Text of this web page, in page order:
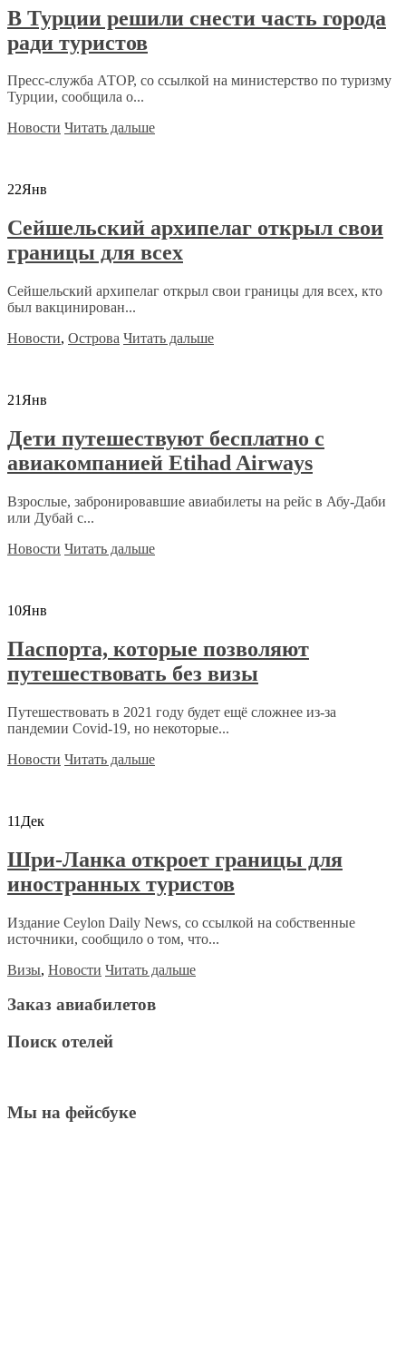
В Турции решили снести часть города
ради туристов
Пресс-служба АТОР, со ссылкой на министерство по туризму
Турции, сообщила о...
Новости Читать дальше
22Янв
Сейшельский архипелаг открыл свои
границы для всех
Сейшельский архипелаг открыл свои границы для всех, кто
был вакцинирован...
Новости, Острова Читать дальше
21 Янв
Дети путешествуют бесплатно с
авиакомпанией Etihad Airways
Взрослые, забронировавшие авиабилеты на рейс в Абу-Даби
или Дубай с...
Новости Читать дальше
10Янв
Паспорта, которые позволяют
путешествовать без визы
Путешествовать в 2021 году будет ещё сложнее из-за
пандемии Covid-19, но некоторые...
Новости Читать дальше
11 Дек
Шри-Ланка откроет границы для
иностранных туристов
Издание Ceylon Daily News, со ссылкой на собственные
источники, сообщило о том, что...
Визы, Новости Читать дальше
Заказ авиабилетов
Поиск отелей
Мы на фейсбуке